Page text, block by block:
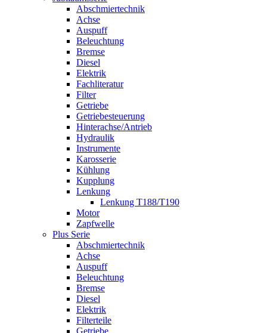
Abschmiertechnik
Achse
Auspuff
Beleuchtung
Bremse
Diesel
Elektrik
Fachliteratur
Filter
Getriebe
Getriebesteuerung
Hinterachse/Antrieb
Hydraulik
Instrumente
Karosserie
Kühlung
Kupplung
Lenkung
Lenkung T188/T190
Motor
Zapfwelle
Plus Serie
Abschmiertechnik
Achse
Auspuff
Beleuchtung
Bremse
Diesel
Elektrik
Filterteile
Getriebe